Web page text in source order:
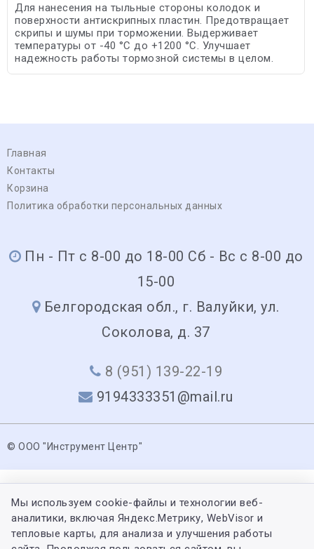
Для нанесения на тыльные стороны колодок и
поверхности антискрипных пластин. Предотвращает
скрипы и шумы при торможении. Выдерживает
температуры от -40 °С до +1200 °С. Улучшает
надежность работы тормозной системы в целом.
Главная
Контакты
Корзина
Политика обработки персональных данных
Пн - Пт с 8-00 до 18-00 Сб - Вс с 8-00 до
15-00
Белгородская обл., г. Валуйки, ул.
Соколова, д. 37
8 (951) 139-22-19
9194333351@mail.ru
© ООО "Инструмент Центр"
Мы используем cookie-файлы и технологии веб-
аналитики, включая Яндекс.Метрику, WebVisor и
тепловые карты, для анализа и улучшения работы